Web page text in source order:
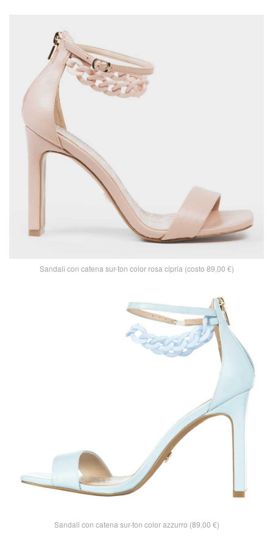
Sandali con catena sur-ton color rosa cipria (costo 89,00 €)
Sandali con catena sur-ton color azzurro (89,00 €)